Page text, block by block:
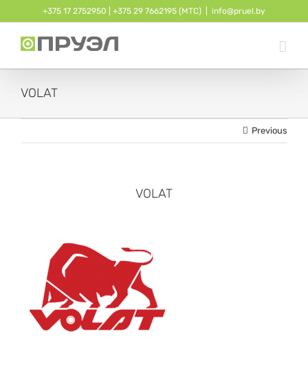
to
content
+375 17 2752950 +375 29 7662195 (МТС) info@pruel.by
VOLAT
Previous
VOLAT